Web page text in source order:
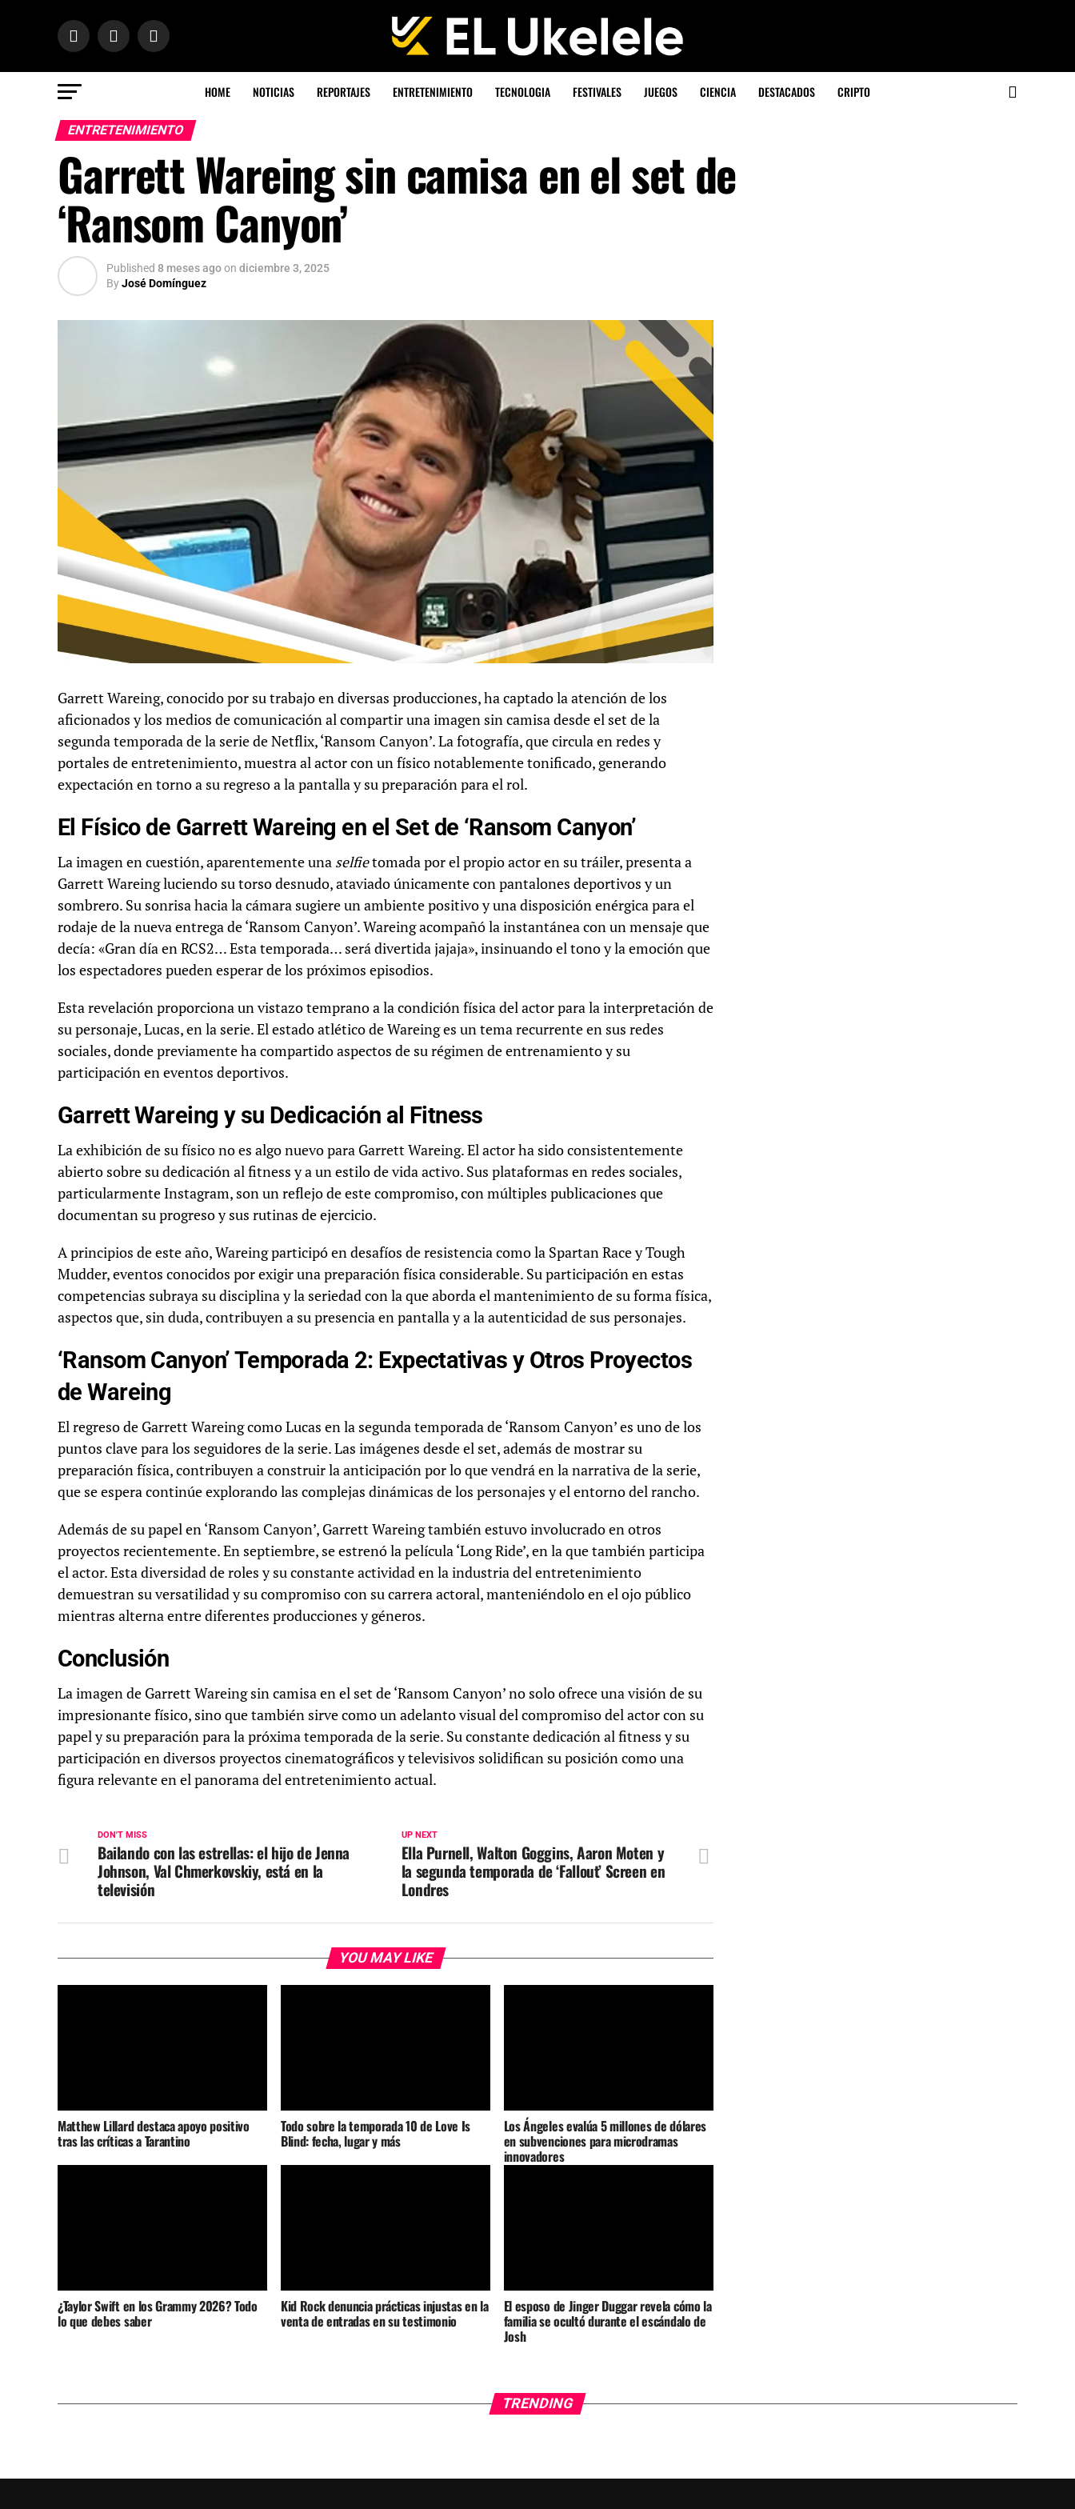
HOME NOTICIAS REPORTAJES ENTRETENIMIENTO TECNOLOGIA FESTIVALES JUEGOS CIENCIA DESTACADOS CRIPTO
ENTRETENIMIENTO
Garrett Wareing sin camisa en el set de
‘Ransom Canyon’
Published 8 meses agoon diciembre 3, 2025
ByJosé Domínguez
Garrett Wareing, conocido por su trabajo en diversas producciones, ha captado la atención de los
aficionados y los medios de comunicación al compartir una imagen sin camisa desde el set de la
segunda temporada de la serie de Netflix, ‘Ransom Canyon’. La fotografía, que circula en redes y
portales de entretenimiento, muestra al actor con un físico notablemente tonificado, generando
expectación en torno a su regreso a la pantalla y su preparación para el rol.
El Físico de Garrett Wareing en el Set de ‘Ransom Canyon’
La imagen en cuestión, aparentemente una selfietomada por el propio actor en su tráiler, presenta a
Garrett Wareing luciendo su torso desnudo, ataviado únicamente con pantalones deportivos y un
sombrero. Su sonrisa hacia la cámara sugiere un ambiente positivo y una disposición enérgica para el
rodaje de la nueva entrega de ‘Ransom Canyon’. Wareing acompañó la instantánea con un mensaje que
decía: «Gran día en RCS2… Esta temporada… será divertida jajaja», insinuando el tono y la emoción que
los espectadores pueden esperar de los próximos episodios.
Esta revelación proporciona un vistazo temprano a la condición física del actor para la interpretación de
su personaje, Lucas, en la serie. El estado atlético de Wareing es un tema recurrente en sus redes
sociales, donde previamente ha compartido aspectos de su régimen de entrenamiento y su
participación en eventos deportivos.
Garrett Wareing y su Dedicación al Fitness
La exhibición de su físico no es algo nuevo para Garrett Wareing. El actor ha sido consistentemente
abierto sobre su dedicación al fitness y a un estilo de vida activo. Sus plataformas en redes sociales,
particularmente Instagram, son un reflejo de este compromiso, con múltiples publicaciones que
documentan su progreso y sus rutinas de ejercicio.
A principios de este año, Wareing participó en desafíos de resistencia como la Spartan Race y Tough
Mudder, eventos conocidos por exigir una preparación física considerable. Su participación en estas
competencias subraya su disciplina y la seriedad con la que aborda el mantenimiento de su forma física,
aspectos que, sin duda, contribuyen a su presencia en pantalla y a la autenticidad de sus personajes.
‘Ransom Canyon’ Temporada 2: Expectativas y Otros Proyectos
de Wareing
El regreso de Garrett Wareing como Lucas en la segunda temporada de ‘Ransom Canyon’ es uno de los
puntos clave para los seguidores de la serie. Las imágenes desde el set, además de mostrar su
preparación física, contribuyen a construir la anticipación por lo que vendrá en la narrativa de la serie,
que se espera continúe explorando las complejas dinámicas de los personajes y el entorno del rancho.
Además de su papel en ‘Ransom Canyon’, Garrett Wareing también estuvo involucrado en otros
proyectos recientemente. En septiembre, se estrenó la película ‘Long Ride’, en la que también participa
el actor. Esta diversidad de roles y su constante actividad en la industria del entretenimiento
demuestran su versatilidad y su compromiso con su carrera actoral, manteniéndolo en el ojo público
mientras alterna entre diferentes producciones y géneros.
Conclusión
La imagen de Garrett Wareing sin camisa en el set de ‘Ransom Canyon’ no solo ofrece una visión de su
impresionante físico, sino que también sirve como un adelanto visual del compromiso del actor con su
papel y su preparación para la próxima temporada de la serie. Su constante dedicación al fitness y su
participación en diversos proyectos cinematográficos y televisivos solidifican su posición como una
figura relevante en el panorama del entretenimiento actual.
UP NEXT
Ella Purnell, Walton Goggins, Aaron Moten y
la segunda temporada de ‘Fallout’ Screen en
Londres
DON'T MISS
Bailando con las estrellas: el hijo de Jenna
Johnson, Val Chmerkovskiy, está en la
televisión
YOU MAY LIKE
Matthew Lillard destaca apoyo positivo
tras las críticas a Tarantino
Todo sobre la temporada 10 de Love Is
Blind: fecha, lugar y más
Los Ángeles evalúa 5 millones de dólares
en subvenciones para microdramas
innovadores
¿Taylor Swift en los Grammy 2026? Todo
lo que debes saber
Kid Rock denuncia prácticas injustas en la
venta de entradas en su testimonio
El esposo de Jinger Duggar revela cómo la
familia se ocultó durante el escándalo de
Josh
TRENDING